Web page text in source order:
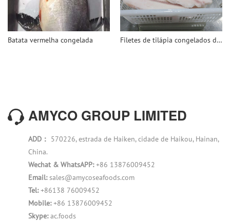
Batata vermelha congelada Filetes de tilápia congelados de pele profunda
AMYCO GROUP LIMITED
ADD： 570226, estrada de Haiken, cidade de Haikou, Hainan,
China.
Wechat & WhatsAPP:+86 13876009452
Email:sales@amycoseafoods.com
Tel:+86138 76009452
Mobile:+86 13876009452
Skype:ac.foods